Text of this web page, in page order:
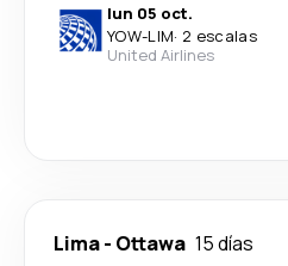
lun 05 oct.
YOW-LIM· 2 escalas
United Airlines
Lima- Ottawa 15 días